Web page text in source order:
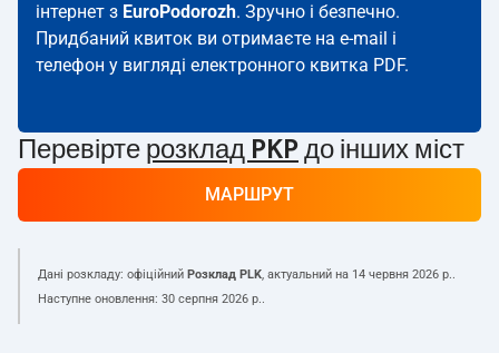
інтернет з EuroPodorozh. Зручно і безпечно.
Придбаний квиток ви отримаєте на e-mail і
телефон у вигляді електронного квитка PDF.
Перевірте розклад PKP до інших міст
МАРШРУТ
Дані розкладу: офіційний Розклад PLK, актуальний на 14 червня 2026 р..
Наступне оновлення: 30 серпня 2026 р..